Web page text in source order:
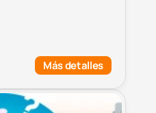
Más detalles